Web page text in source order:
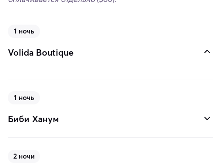
1 ночь
Volida Boutique
1 ночь
Биби Ханум
2 ночи